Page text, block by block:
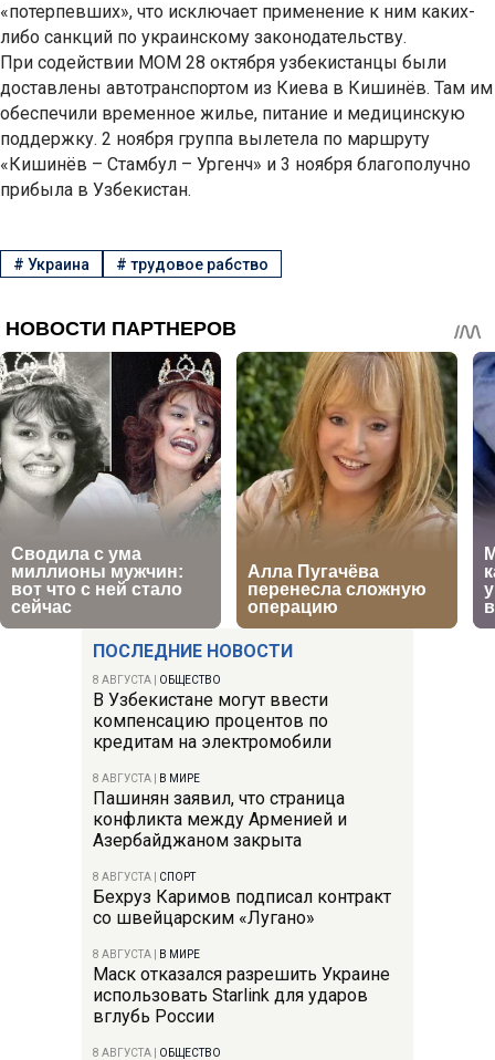
ПОСЛЕДНИЕ НОВОСТИ
8 АВГУСТА ОБЩЕСТВО
В Узбекистане могут ввести
компенсацию процентов по
кредитам на электромобили
8 АВГУСТА В МИРЕ
Пашинян заявил, что страница
конфликта между Арменией и
Азербайджаном закрыта
8 АВГУСТА СПОРТ
Бехруз Каримов подписал контракт
со швейцарским «Лугано»
8 АВГУСТА В МИРЕ
Маск отказался разрешить Украине
использовать Starlink для ударов
вглубь России
8 АВГУСТА ОБЩЕСТВО
«потерпевших», что исключает применение к ним каких-
либо санкций по украинскому законодательству.
При содействии МОМ 28 октября узбекистанцы были
доставлены автотранспортом из Киева в Кишинёв. Там им
обеспечили временное жилье, питание и медицинскую
поддержку. 2 ноября группа вылетела по маршруту
«Кишинёв – Стамбул – Ургенч» и 3 ноября благополучно
прибыла в Узбекистан.
# Украина # трудовое рабство